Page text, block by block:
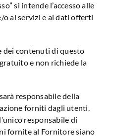
si intende l’accesso alle
ai servizi e ai dati offerti
dei contenuti di questo
e non richiede la
responsabile della
forniti dagli utenti.
responsabile di
fornite al Fornitore siano